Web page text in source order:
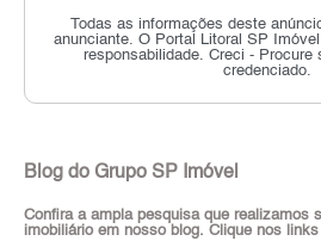
Todas as informações deste
anunciante. O Portal Litoral SP
responsabilidade. Creci - Procure
credenciado.
Blog do Grupo SP Imóvel
Confira a ampla pesquisa que realizamos
imobiliário em nosso blog. Clique nos